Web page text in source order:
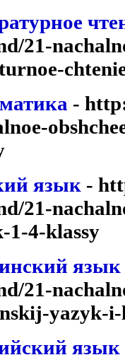
21-
-
язык -
21-
1-4-klassy
язык
21-
yazyk-
язык